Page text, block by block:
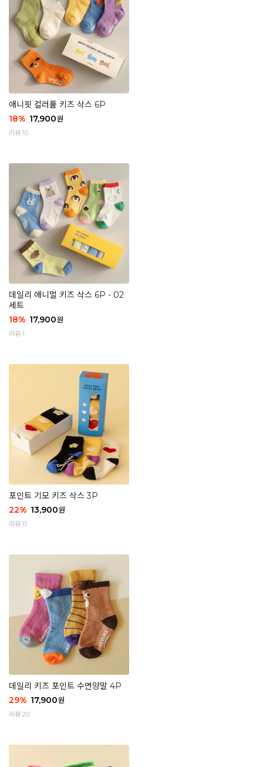
애니핏 컬러풀 키즈 삭스 6P
18% 17,900원
리뷰 10
데일리 애니멀 키즈 삭스 6P - 02
세트
18% 17,900원
리뷰 1
포인트 기모 키즈 삭스 3P
22% 13,900원
리뷰 11
데일리 키즈 포인트 수면양말 4P
29% 17,900원
리뷰 20